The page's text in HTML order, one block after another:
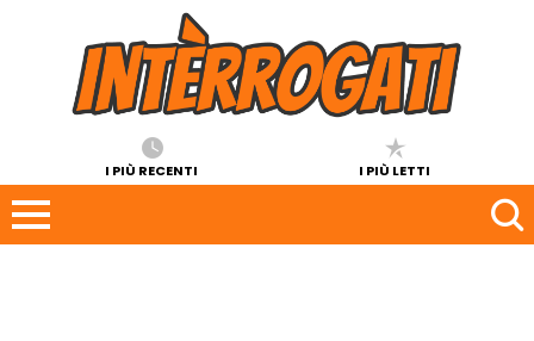
I PIÙ RECENTI I PIÙ LETTI